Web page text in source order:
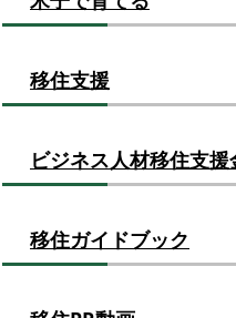
移住支援
ビジネス人材移住支援
移住ガイドブック